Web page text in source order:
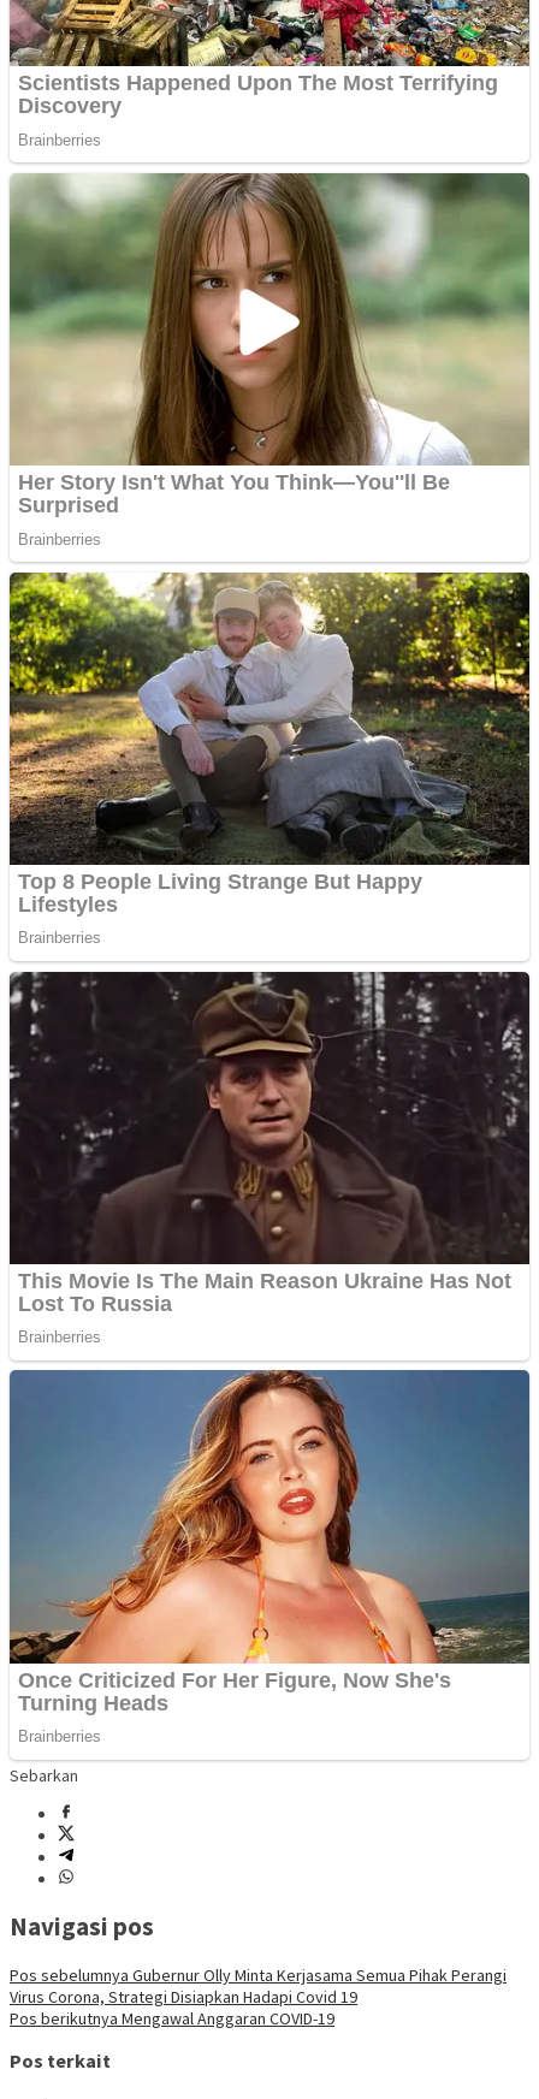
Sebarkan
Navigasi pos
Pos sebelumnya Gubernur Olly Minta Kerjasama Semua Pihak Perangi
Virus Corona, Strategi Disiapkan Hadapi Covid 19
Pos berikutnya Mengawal Anggaran COVID-19
Pos terkait